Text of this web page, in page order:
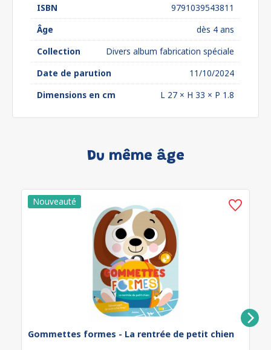
ISBN
9791039543811
Âge
dès 4 ans
Collection
Divers album fabrication spéciale
Date de parution
11/10/2024
Dimensions en cm
L 27 × H 33 × P 1.8
Du même âge
Gommettes formes - La rentrée de petit chien